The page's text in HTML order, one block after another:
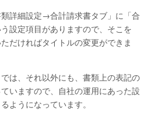
詳細設定→合計請求書タブ」に「合
設定項目がありますので、そこを
だければタイトルの変更ができま
は、それ以外にも、書類上の表記の
いますので、自社の運用にあった設
ようになっています。